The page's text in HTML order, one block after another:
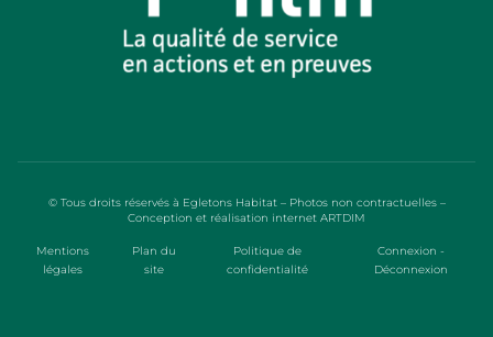
© Tous droits réservés à Egletons Habitat – Photos non contractuelles –
Conception et réalisation internet ARTDIM
Mentions
légales
Plan du
site
Politique de
confidentialité
Connexion -
Déconnexion